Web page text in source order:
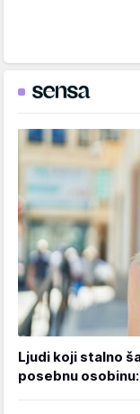
Ljudi koji stalno
posebnu